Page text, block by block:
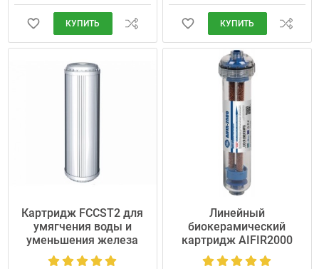
КУПИТЬ КУПИТЬ
Картридж FCCST2 для
умягчения воды и
уменьшения железа
Линейный
биокерамический
картридж AIFIR2000